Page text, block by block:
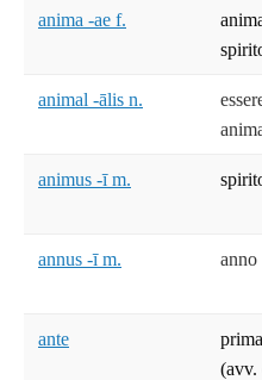
anima -ae f.
animal -ālis n.
animus -ī m.
annus -ī m. anno
ante
(avv.